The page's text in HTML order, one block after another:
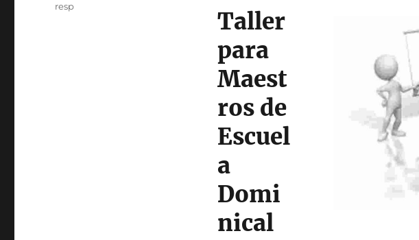
Taller
para
Maest
ros de
Escuel
a
Domi
nical
resp